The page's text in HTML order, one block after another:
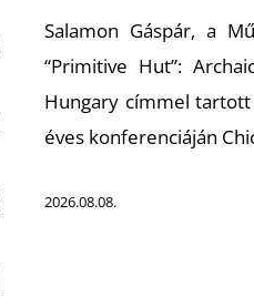
Salamon Gáspár, a
“Primitive Hut”:
Hungary címmel tartott
éves konferenciáján
2026.08.08.